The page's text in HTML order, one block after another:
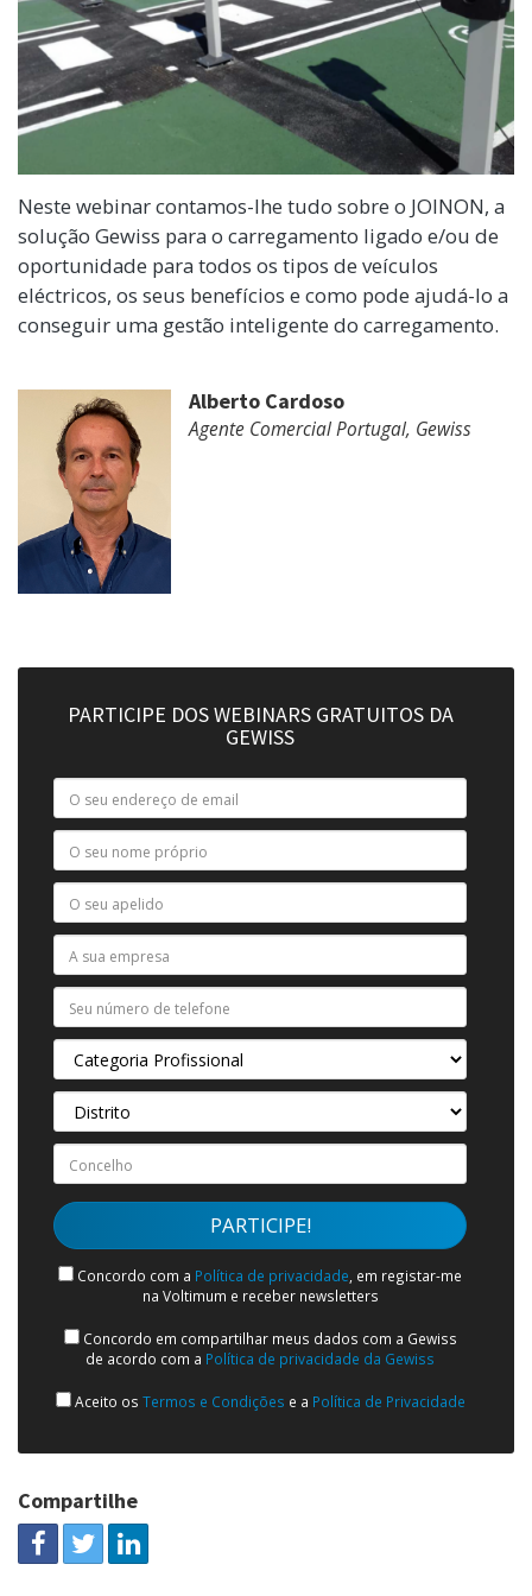
Neste webinar contamos-lhe tudo sobre o JOINON, a
solução Gewiss para o carregamento ligado e/ou de
oportunidade para todos os tipos de veículos
eléctricos, os seus benefícios e como pode ajudá-lo a
conseguir uma gestão inteligente do carregamento.
Alberto Cardoso
Agente Comercial Portugal, Gewiss
PARTICIPE DOS WEBINARS GRATUITOS DA
GEWISS
Concordo com a Política de privacidade, em registar-me
na Voltimum e receber newsletters
Concordo em compartilhar meus dados com a Gewiss
de acordo com a Política de privacidade da Gewiss
Aceito os Termos e Condições e a Política de Privacidade
Compartilhe